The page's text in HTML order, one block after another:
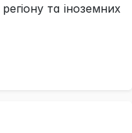
та іноземних